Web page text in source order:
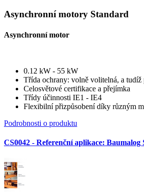
Asynchronní motory Standard
Asynchronní motor
0.12 kW - 55 kW
Třída ochrany: volně volitelná, a tudíž
Celosvětové certifikace a přejímka
Třídy účinnosti IE1 - IE4
Flexibilní přizpůsobení díky různým
Podrobnosti o produktu
CS0042 - Referenční aplikace: Baumalog